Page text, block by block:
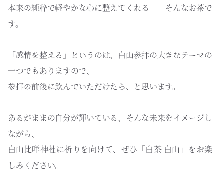
本来の純粋で軽やかな心に整えてくれる——そんなお茶で
す。
「感情を整える」というのは、白山参拝の大きなテーマの
一つでもありますので、
参拝の前後に飲んでいただけたら、と思います。
あるがままの自分が輝いている、そんな未来をイメージし
ながら、
白山比咩神社に祈りを向けて、ぜひ「白茶 白山」をお楽
しみください。